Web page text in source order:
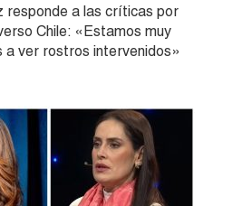
responde a las críticas por
Chile: «Estamos muy
a ver rostros intervenidos»